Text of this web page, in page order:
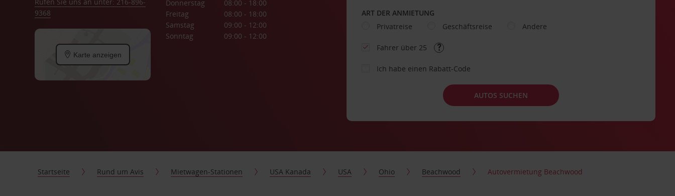
9368
Karte anzeigen
Donnerstag
08:00 - 18:00
Freitag
08:00 - 18:00
Samstag
09:00 - 12:00
Sonntag
09:00 - 12:00
ART DER ANMIETUNG
Privatreise
Geschäftsreise Andere
Fahrer über 25
Ich habe einen Rabatt-Code
AUTOS SUCHEN
Startseite Rund um Avis Mietwagen-Stationen USA Kanada USA Ohio Beachwood Autovermietung Beachwood